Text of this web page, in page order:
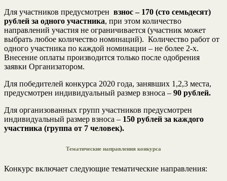
Для участников предусмотрен взнос – 170 (сто семьдесят)
рублей за одного участника, при этом количество
направлений участия не ограничивается (участник может
выбрать любое количество номинаций). Количество работ от
одного участника по каждой номинации – не более 2-х.
Внесение оплаты производится только после одобрения
заявки Организатором.
Для победителей конкурса 2020 года, занявших 1,2,3 места,
предусмотрен индивидуальный размер взноса – 90 рублей.
Для организованных групп участников предусмотрен
индивидуальный размер взноса – 150 рублей за каждого
участника (группа от 7 человек).
Тематические направления конкурса
Конкурс включает следующие тематические направления: